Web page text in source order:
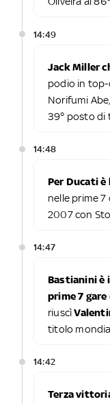
14:49
Jack Miller
podio in top-
Norifumi
39° posto di
14:48
Per Ducati
nelle prime
2007 con
14:47
Bastianini è
prime 7 gare
riuscì
titolo
14:42
Terza